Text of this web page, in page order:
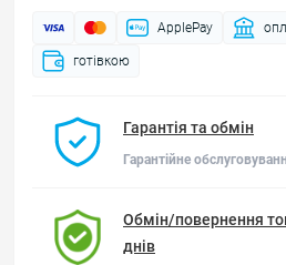
ApplePay
готівкою
Гарантія та обмін
Гарантійне
Обмін/повернення
днів